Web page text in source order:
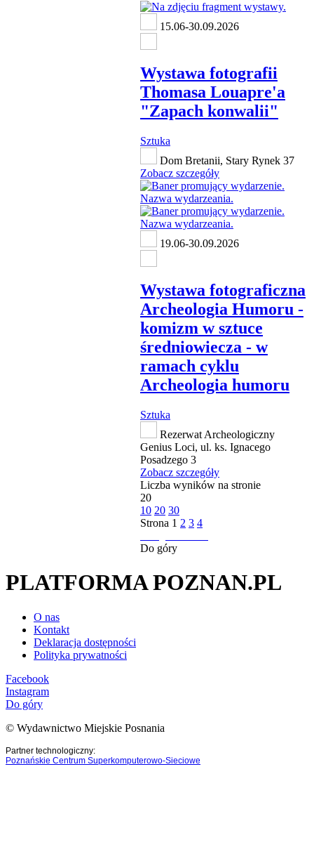
15.06-30.09.2026
Wystawa fotografii
Thomasa Louapre'a
"Zapach konwalii"
Sztuka
Dom Bretanii, Stary Rynek 37
Zobacz szczegóły
19.06-30.09.2026
Wystawa fotograficzna
Archeologia Humoru -
komizm w sztuce
średniowiecza - w
ramach cyklu
Archeologia humoru
Sztuka
Rezerwat Archeologiczny
Genius Loci, ul. ks. Ignacego
Posadzego 3
Zobacz szczegóły
Liczba wyników na stronie
20
10 20 30
Strona 1 2 3 4
Do góry
PLATFORMA POZNAN.PL
O nas
Kontakt
Deklaracja dostępności
Polityka prywatności
Facebook
Instagram
Do góry
© Wydawnictwo Miejskie Posnania
Partner technologiczny:
Poznańskie Centrum Superkomputerowo-Sieciowe